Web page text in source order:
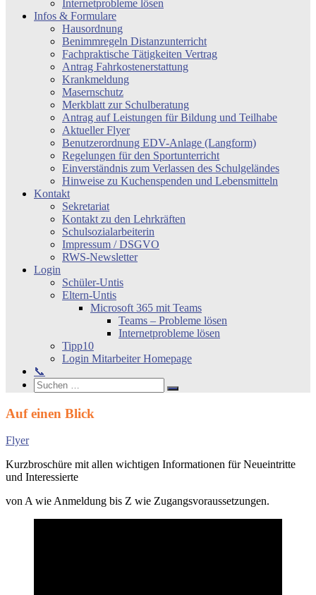
Internetprobleme lösen
Infos & Formulare
Hausordnung
Benimmregeln Distanzunterricht
Fachpraktische Tätigkeiten Vertrag
Antrag Fahrkostenerstattung
Krankmeldung
Masernschutz
Merkblatt zur Schulberatung
Antrag auf Leistungen für Bildung und Teilhabe
Aktueller Flyer
Benutzerordnung EDV-Anlage (Langform)
Regelungen für den Sportunterricht
Einverständnis zum Verlassen des Schulgeländes
Hinweise zu Kuchenspenden und Lebensmitteln
Kontakt
Sekretariat
Kontakt zu den Lehrkräften
Schulsozialarbeiterin
Impressum / DSGVO
RWS-Newsletter
Login
Schüler-Untis
Eltern-Untis
Microsoft 365 mit Teams
Teams – Probleme lösen
Internetprobleme lösen
Tipp10
Login Mitarbeiter Homepage
📞
Search
Suchen
nach:
Suchen
Auf einen Blick
Flyer
Kurzbroschüre mit allen wichtigen Informationen für Neueintritte
und Interessierte
von A wie Anmeldung bis Z wie Zugangsvoraussetzungen.